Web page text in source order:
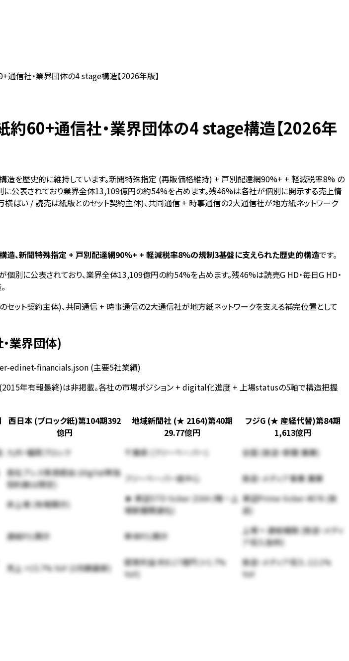
信社・業界団体の4 stage構造【2026年版】
60+通信社・業界団体の4 stage構造【2026年
造を歴史的に維持しています。新聞特殊指定 (再販価格維持) + 戸別配達網90%+ + 軽減税率8% の
表されており業界全体13,109億円の約54%を占めます。残46%は各社が個別に開示する売上情
い / 読売は紙版とのセット契約主体)、共同通信 + 時事通信の2大通信社が地方紙ネットワーク
、新聞特殊指定 + 戸別配達網90%+ + 軽減税率8%の規制3基盤に支えられた歴史的構造です。
公表されており、業界全体13,109億円の約54%を占めます。残46%は読売G HD・毎日G HD・
ト契約主体)、共同通信 + 時事通信の2大通信社が地方紙ネットワークを支える補完位置として
業界団体)
edinet-financials.json (主要5社業績)
年有報最終)は非掲載。各社の市場ポジション + digital化進度 + 上場statusの5軸で構造把握
西日本 (ブロック紙)第104期392
億円
地域新聞社 (★ 2164)第40期
29.77億円
フジG (★ 産経代替)第84期
1,613億円
九州・福岡ブロック 千葉県 (フリーペーパー)
全国 (放送・新聞 兼業)
各社プレス発表経由 (digital単独
契約数は限定)
フリーペーパー紙中心
放送・メディア事業 兼業
非上場 (有報開示)
★ 東証STD ticker 2164 (唯一上
場新聞関連社)
東証Prime ticker 4676 (放
送)
連結P/L開示 単体P/L開示
上場 + 連結補強 (放送・メディ
ア収入抜粋)
売上 +15.7% YoY (3月期最新)
経常利益 約0.17億円 (+1.7%
YoY)
放送・メディア収入-12.1%
YoY